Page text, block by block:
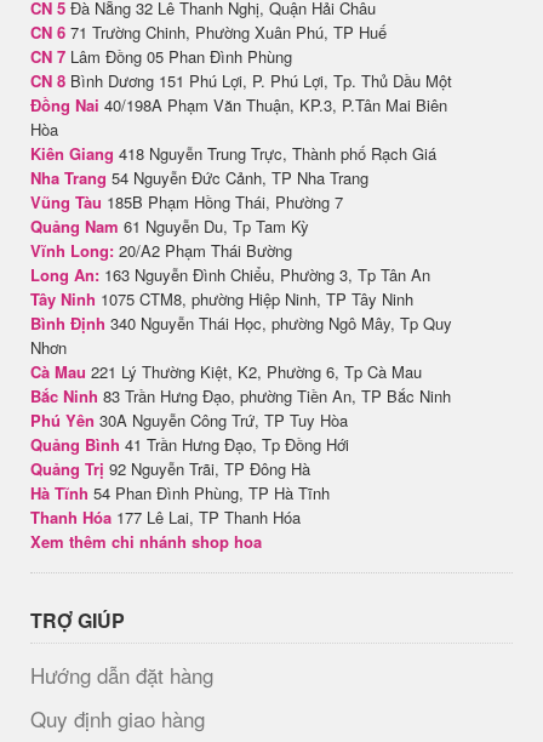
CN 5 Đà Nẵng 32 Lê Thanh Nghị, Quận Hải Châu
CN 6 71 Trường Chinh, Phường Xuân Phú, TP Huế
CN 7 Lâm Đồng 05 Phan Đình Phùng
CN 8 Bình Dương 151 Phú Lợi, P. Phú Lợi, Tp. Thủ Dầu Một
Đồng Nai 40/198A Phạm Văn Thuận, KP.3, P.Tân Mai Biên
Hòa
Kiên Giang 418 Nguyễn Trung Trực, Thành phố Rạch Giá
Nha Trang 54 Nguyễn Đức Cảnh, TP Nha Trang
Vũng Tàu 185B Phạm Hồng Thái, Phường 7
Quảng Nam 61 Nguyễn Du, Tp Tam Kỳ
Vĩnh Long: 20/A2 Phạm Thái Bường
Long An: 163 Nguyễn Đình Chiểu, Phường 3, Tp Tân An
Tây Ninh 1075 CTM8, phường Hiệp Ninh, TP Tây Ninh
Bình Định 340 Nguyễn Thái Học, phường Ngô Mây, Tp Quy
Nhơn
Cà Mau 221 Lý Thường Kiệt, K2, Phường 6, Tp Cà Mau
Bắc Ninh 83 Trần Hưng Đạo, phường Tiền An, TP Bắc Ninh
Phú Yên 30A Nguyễn Công Trứ, TP Tuy Hòa
Quảng Bình 41 Trần Hưng Đạo, Tp Đồng Hới
Quảng Trị 92 Nguyễn Trãi, TP Đông Hà
Hà Tĩnh 54 Phan Đình Phùng, TP Hà Tĩnh
Thanh Hóa 177 Lê Lai, TP Thanh Hóa
Xem thêm chi nhánh shop hoa
TRỢ GIÚP
Hướng dẫn đặt hàng
Quy định giao hàng